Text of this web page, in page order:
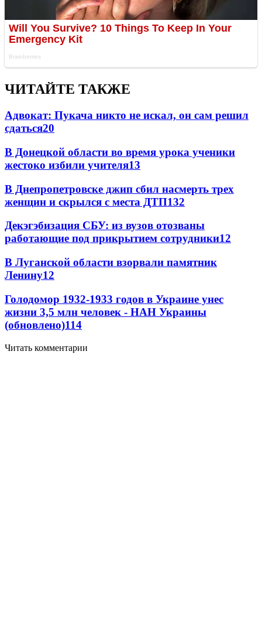
ЧИТАЙТЕ ТАКЖЕ
Адвокат: Пукача никто не искал, он сам решил
сдаться20
В Донецкой области во время урока ученики
жестоко избили учителя13
В Днепропетровске джип сбил насмерть трех
женщин и скрылся с места ДТП132
Декэгэбизация СБУ: из вузов отозваны
работающие под прикрытием сотрудники12
В Луганской области взорвали памятник
Ленину12
Голодомор 1932-1933 годов в Украине унес
жизни 3,5 млн человек - НАН Украины
(обновлено)114
Читать комментарии